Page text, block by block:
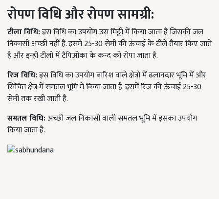
रोपण विधि और रोपण सामग्री:
टीला विधि:इस विधि का उपयोग उस मिट्टी में किया जाता है जिसकी जल
निकासी अच्छी नहीं है. इसमें 25-30 सेमी की ऊंचाई के टीले तैयार किए जाते
हैं और इन्ही टीलों में टैपिओका के कन्द को रोपा जाता है.
रिज विधि:इस विधि का उपयोग बारिश वाले क्षेत्रों में ढलानदार भूमि में और
सिंचित क्षेत्र में समतल भूमि में किया जाता है. इसमें रिज की ऊंचाई 25-30
सेमी तक रखी जाती है.
समतल विधि:अच्छी जल निकासी वाली समतल भूमि में इसका उपयोग
किया जाता है.